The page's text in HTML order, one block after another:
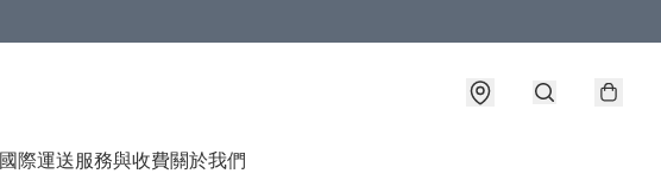
國際運送服務與收費關於我們